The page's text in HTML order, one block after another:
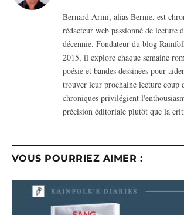
Bernard Arini, alias Bernie, est
rédacteur web passionné de lecture
décennie. Fondateur du blog
2015, il explore chaque semaine
poésie et bandes dessinées pour
trouver leur prochaine lecture coup
chroniques privilégient
précision éditoriale plutôt que la
VOUS POURRIEZ AIMER :